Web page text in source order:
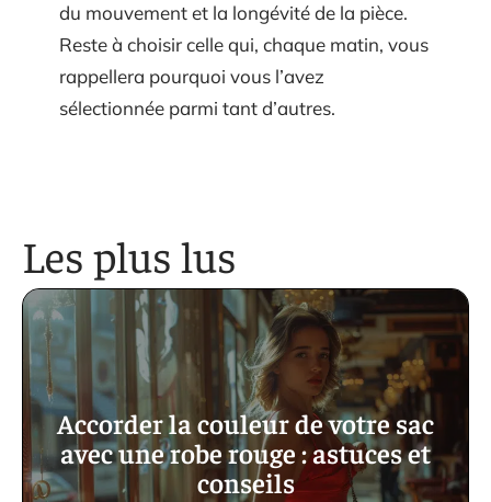
du mouvement et la longévité de la pièce.
Reste à choisir celle qui, chaque matin, vous
rappellera pourquoi vous l’avez
sélectionnée parmi tant d’autres.
Les plus lus
Accorder la couleur de votre sac
avec une robe rouge : astuces et
conseils